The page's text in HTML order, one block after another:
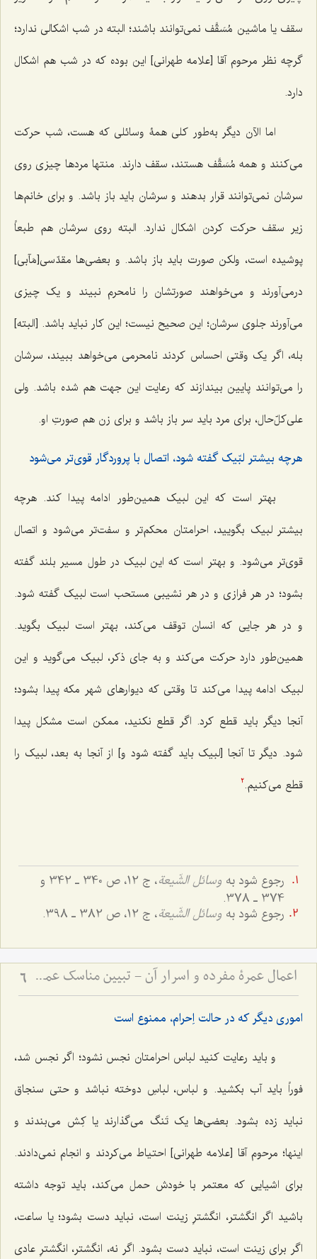
سقف یا ماشین مُسَقَّف نمی‌توانند باشند؛ البته در شب اشکالی ندارد؛
گرچه نظر مرحوم آقا [علامه طهرانی] این بوده که در شب هم اشکال
دارد.
اما الآن دیگر به‌طور کلی همۀ وسائلی که هست، شب حرکت
می‌کنند و همه مُسَقَّف هستند، سقف دارند. منتها مردها چیزی روی
سرشان نمی‌توانند قرار بدهند و سرشان باید باز باشد. و برای خانم‌ها
زیر سقف حرکت کردن اشکال ندارد. البته روی سرشان هم طبعاً
پوشیده است، ولکن صورت باید باز باشد. و بعضی‌ها مقدّسی[مَآبی]
درمی‌آورند و می‌خواهند صورتشان را نامحرم نبیند و یک چیزی
می‌آورند جلوی سرشان؛ این صحیح نیست؛ این کار نباید باشد. [البته]
بله، اگر یک وقتی احساس کردند نامحرمی می‌خواهد ببیند، سرشان
را می‌توانند پایین بیندازند که رعایت این جهت هم شده باشد. ولی
علی‌کلّ‌حال، برای مرد باید سر باز باشد و برای زن هم صورتِ او.
هرچه بیشتر لبّیک گفته شود، اتصال با پروردگار قوی‌تر می‌شود
بهتر است که این لبیک همین‌طور ادامه پیدا کند. هرچه
بیشتر لبیک بگویید، احرامتان محکم‌تر و سفت‌تر می‌شود و اتصال
قوی‌تر می‌شود. و بهتر است که این لبیک در طول مسیر بلند گفته
بشود؛ در هر فرازی و در هر نشیبی مستحب است لبیک گفته شود.
و در هر جایی که انسان توقف می‌کند، بهتر است لبیک بگوید.
همین‌طور دارد حرکت می‌کند و به جای ذکر، لبیک می‌گوید و این
لبیک ادامه پیدا می‌کند تا وقتی که دیوارهای شهر مکه پیدا بشود؛
آنجا دیگر باید قطع کرد. اگر قطع نکنید، ممکن است مشکل پیدا
شود. دیگر تا آنجا [لبیک باید گفته شود و] از آنجا به بعد، لبیک را
قطع می‌کنیم.2
رجوع شود به وسائل الشّیعة
، ج 12، ص 340 ـ 342 و
374 ـ 378.
رجوع شود به وسائل الشّیعة، ج 12، ص 382 ـ 398.
اعمال عمرۀ مفرده و اسرار آن - تبیین مناسک عمره و توضیح اماکن مکه و مدینه 6
اموری دیگر که در حالت اِحرام، ممنوع است
و باید رعایت کنید لباس احرامتان نجس نشود؛ اگر نجس شد،
فوراً باید آب بکشید. و لباس، لباسِ دوخته‌ نباشد و حتی سنجاق
نباید زده بشود. بعضی‌ها یک تَنگ می‌گذارند یا کِش می‌بندند و
اینها؛ مرحوم آقا [علامه طهرانی] احتیاط می‌کردند و انجام نمی‌دادند.
برای اشیایی که معتمر با خودش حمل می‌کند، باید توجه داشته
باشید اگر انگشتر، انگشترِ زینت است، نباید دست بشود؛ یا ساعت،
اگر برای زینت است، نباید دست بشود. اگر نه، انگشتر، انگشترِ عادی